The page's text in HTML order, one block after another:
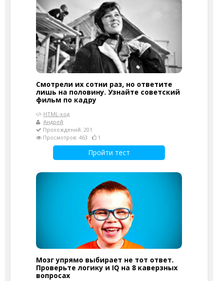
Смотрели их сотни раз, но ответите
лишь на половину. Узнайте советский
фильм по кадру
HTML-код
Андрей
Прохождений: 201
Просмотров: 463
1
Пройти тест
Мозг упрямо выбирает не тот ответ.
Проверьте логику и IQ на 8 каверзных
вопросах